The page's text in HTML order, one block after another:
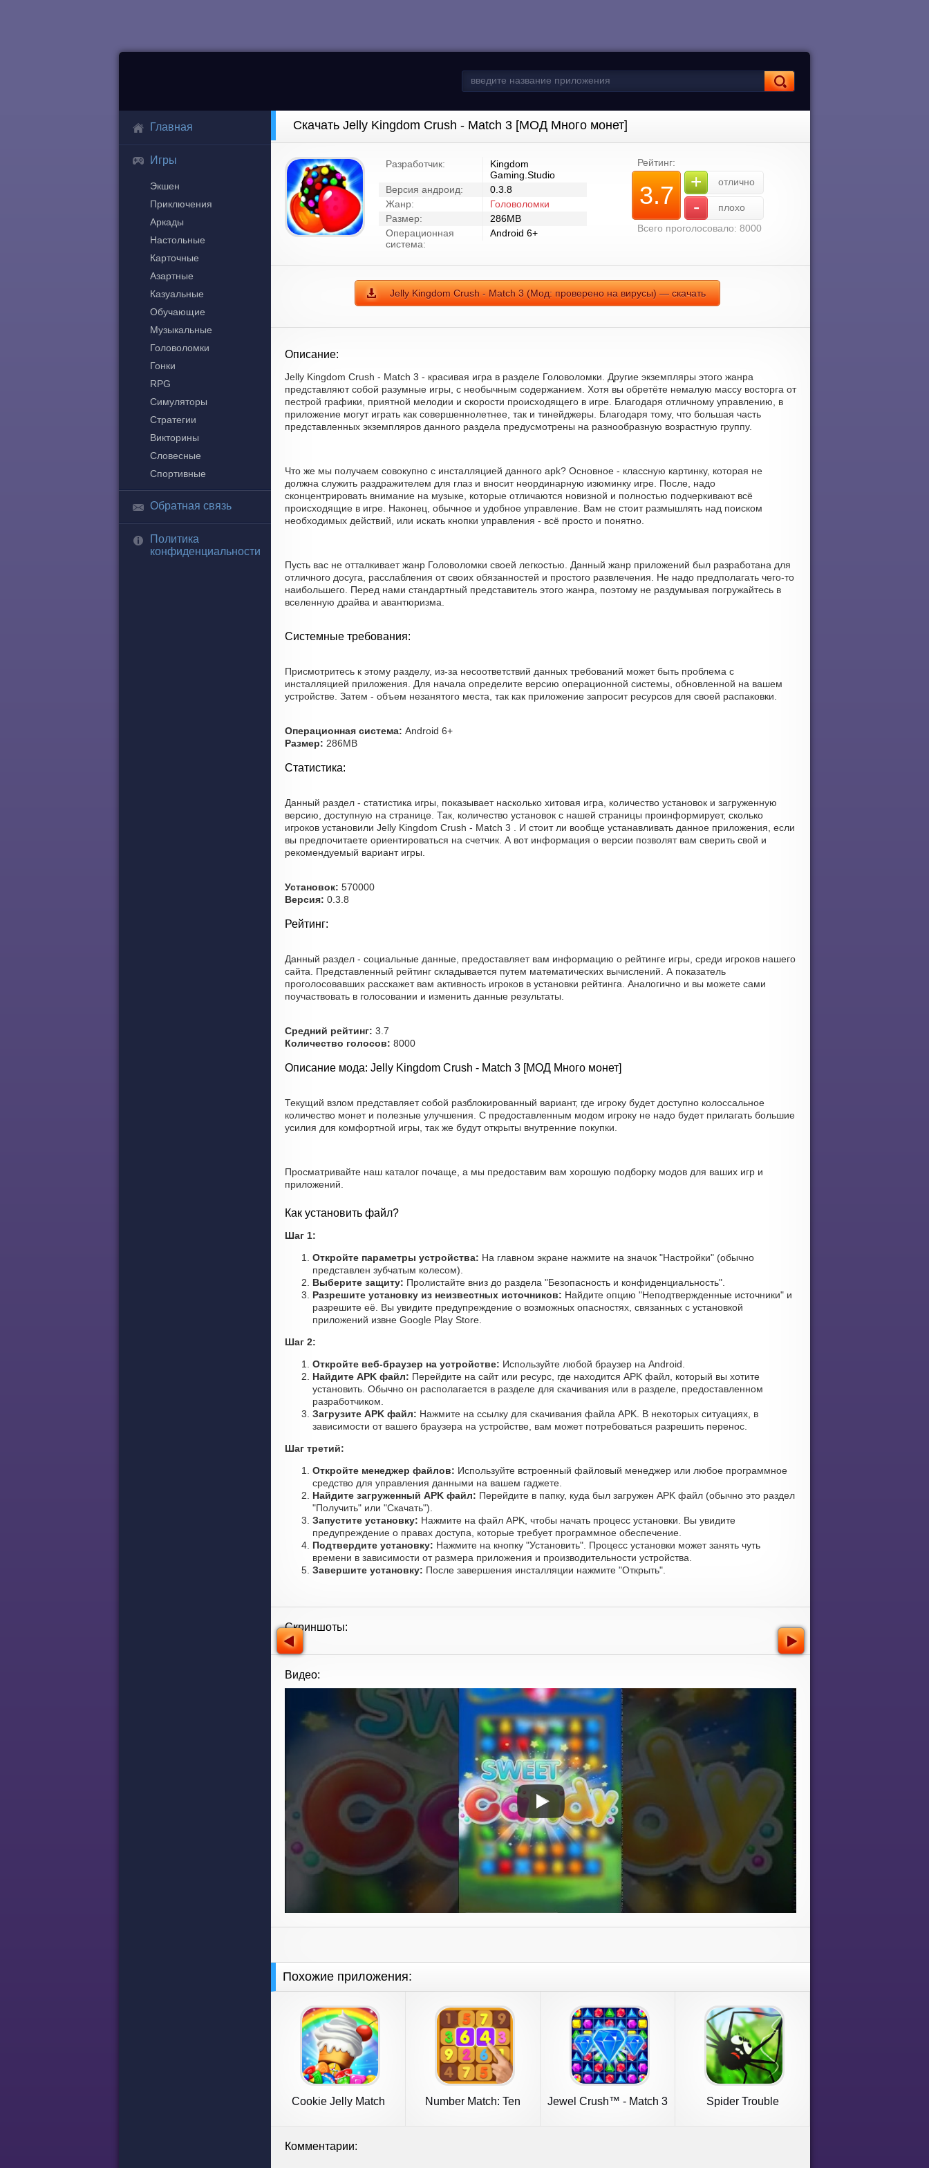
Главная
Игры
Экшен
Приключения
Аркады
Настольные
Карточные
Азартные
Казуальные
Обучающие
Музыкальные
Головоломки
Гонки
RPG
Симуляторы
Стратегии
Викторины
Словесные
Спортивные
Обратная связь
Политика
конфиденциальности
Скачать Jelly Kingdom Crush - Match 3 [МОД Много монет]
Разработчик:
Kingdom
Gaming.Studio
Версия андроид:
0.3.8
Жанр:
Головоломки
Размер:
286MB
Операционная
система:
Android 6+
Рейтинг:
3.7 + отлично
-
плохо
Всего проголосовало: 8000
Jelly Kingdom Crush - Match 3 (Мод: проверено на вирусы) — скачать
Описание:
Jelly Kingdom Crush - Match 3 - красивая игра в разделе Головоломки. Другие экземпляры этого жанра
представляют собой разумные игры, с необычным содержанием. Хотя вы обретёте немалую массу восторга от
пестрой графики, приятной мелодии и скорости происходящего в игре. Благодаря отличному управлению, в
приложение могут играть как совершеннолетнее, так и тинейджеры. Благодаря тому, что большая часть
представленных экземпляров данного раздела предусмотрены на разнообразную возрастную группу.
Что же мы получаем совокупно с инсталляцией данного apk? Основное - классную картинку, которая не
должна служить раздражителем для глаз и вносит неординарную изюминку игре. После, надо
сконцентрировать внимание на музыке, которые отличаются новизной и полностью подчеркивают всё
происходящие в игре. Наконец, обычное и удобное управление. Вам не стоит размышлять над поиском
необходимых действий, или искать кнопки управления - всё просто и понятно.
Пусть вас не отталкивает жанр Головоломки своей легкостью. Данный жанр приложений был разработана для
отличного досуга, расслабления от своих обязанностей и простого развлечения. Не надо предполагать чего-то
наибольшего. Перед нами стандартный представитель этого жанра, поэтому не раздумывая погружайтесь в
вселенную драйва и авантюризма.
Системные требования:
Присмотритесь к этому разделу, из-за несоответствий данных требований может быть проблема с
инсталляцией приложения. Для начала определите версию операционной системы, обновленной на вашем
устройстве. Затем - объем незанятого места, так как приложение запросит ресурсов для своей распаковки.
Операционная система: Android 6+
Размер: 286MB
Статистика:
Данный раздел - статистика игры, показывает насколько хитовая игра, количество установок и загруженную
версию, доступную на странице. Так, количество установок с нашей страницы проинформирует, сколько
игроков установили Jelly Kingdom Crush - Match 3 . И стоит ли вообще устанавливать данное приложения, если
вы предпочитаете ориентироваться на счетчик. А вот информация о версии позволят вам сверить свой и
рекомендуемый вариант игры.
Установок: 570000
Версия: 0.3.8
Рейтинг:
Данный раздел - социальные данные, предоставляет вам информацию о рейтинге игры, среди игроков нашего
сайта. Представленный рейтинг складывается путем математических вычислений. А показатель
проголосовавших расскажет вам активность игроков в установки рейтинга. Аналогично и вы можете сами
поучаствовать в голосовании и изменить данные результаты.
Средний рейтинг: 3.7
Количество голосов: 8000
Описание мода: Jelly Kingdom Crush - Match 3 [МОД Много монет]
Текущий взлом представляет собой разблокированный вариант, где игроку будет доступно колоссальное
количество монет и полезные улучшения. С предоставленным модом игроку не надо будет прилагать большие
усилия для комфортной игры, так же будут открыты внутренние покупки.
Просматривайте наш каталог почаще, а мы предоставим вам хорошую подборку модов для ваших игр и
приложений.
Как установить файл?
Шаг 1:
Откройте параметры устройства: На главном экране нажмите на значок "Настройки" (обычно
представлен зубчатым колесом).
Выберите защиту: Пролистайте вниз до раздела "Безопасность и конфиденциальность".
Разрешите установку из неизвестных источников: Найдите опцию "Неподтвержденные источники" и
разрешите её. Вы увидите предупреждение о возможных опасностях, связанных с установкой
приложений извне Google Play Store.
Шаг 2:
Откройте веб-браузер на устройстве: Используйте любой браузер на Android.
Найдите APK файл: Перейдите на сайт или ресурс, где находится APK файл, который вы хотите
установить. Обычно он располагается в разделе для скачивания или в разделе, предоставленном
разработчиком.
Загрузите APK файл: Нажмите на ссылку для скачивания файла APK. В некоторых ситуациях, в
зависимости от вашего браузера на устройстве, вам может потребоваться разрешить перенос.
Шаг третий:
Откройте менеджер файлов: Используйте встроенный файловый менеджер или любое программное
средство для управления данными на вашем гаджете.
Найдите загруженный APK файл: Перейдите в папку, куда был загружен APK файл (обычно это раздел
"Получить" или "Скачать").
Запустите установку: Нажмите на файл APK, чтобы начать процесс установки. Вы увидите
предупреждение о правах доступа, которые требует программное обеспечение.
Подтвердите установку: Нажмите на кнопку "Установить". Процесс установки может занять чуть
времени в зависимости от размера приложения и производительности устройства.
Завершите установку: После завершения инсталляции нажмите "Открыть".
Скриншоты:
Видео:
Похожие приложения:
Cookie Jelly Match
Number Match: Ten
Jewel Crush™ - Match 3
Spider Trouble
Комментарии: